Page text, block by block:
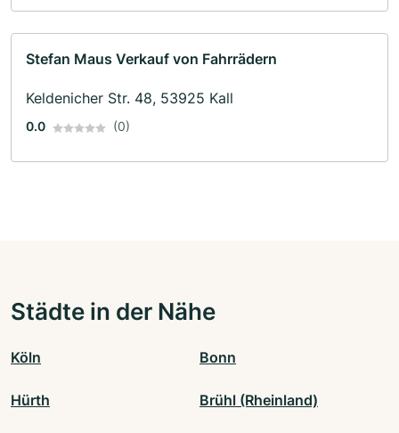
Stefan Maus Verkauf von Fahrrädern
Keldenicher Str. 48, 53925 Kall
0.0 (0)
Städte in der Nähe
Köln Bonn
Hürth Brühl (Rheinland)